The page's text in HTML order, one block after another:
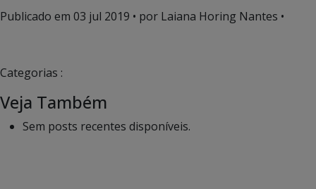
Publicado em 03 jul 2019 • por Laiana Horing Nantes •
Categorias :
Veja Também
Sem posts recentes disponíveis.